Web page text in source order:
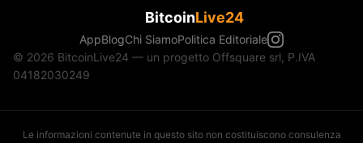
BitcoinLive24
AppBlogChi SiamoPolitica Editoriale
© 2026 BitcoinLive24 — un progetto Offsquare srl, P.IVA
04182030249
Le informazioni contenute in questo sito non costituiscono consulenza